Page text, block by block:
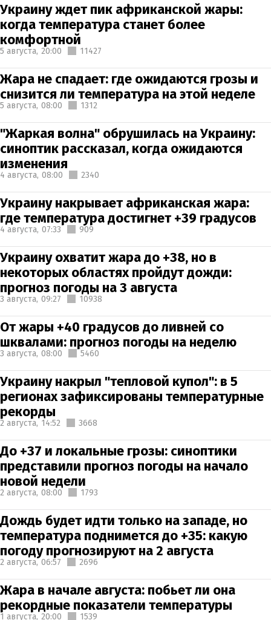
Украину ждет пик африканской жары:
когда температура станет более
комфортной
5 августа, 20:00 11427
Жара не спадает: где ожидаются грозы и
снизится ли температура на этой неделе
5 августа, 08:00 1312
"Жаркая волна" обрушилась на Украину:
синоптик рассказал, когда ожидаются
изменения
4 августа, 08:00 2340
Украину накрывает африканская жара:
где температура достигнет +39 градусов
4 августа, 07:33 909
Украину охватит жара до +38, но в
некоторых областях пройдут дожди:
прогноз погоды на 3 августа
3 августа, 09:27 10938
От жары +40 градусов до ливней со
шквалами: прогноз погоды на неделю
3 августа, 08:00 5460
Украину накрыл "тепловой купол": в 5
регионах зафиксированы температурные
рекорды
2 августа, 14:52 3668
До +37 и локальные грозы: синоптики
представили прогноз погоды на начало
новой недели
2 августа, 08:00 1793
Дождь будет идти только на западе, но
температура поднимется до +35: какую
погоду прогнозируют на 2 августа
2 августа, 06:57 2696
Жара в начале августа: побьет ли она
рекордные показатели температуры
1 августа, 20:00 1539